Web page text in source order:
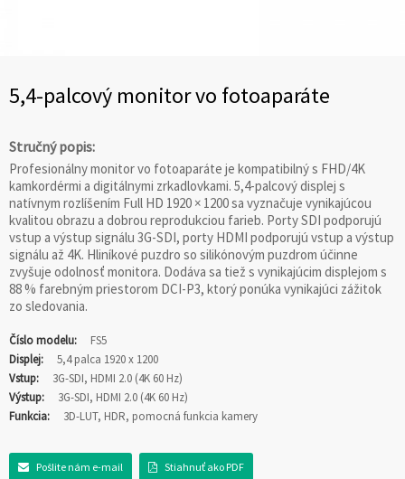
5,4-palcový monitor vo fotoaparáte
Stručný popis:
Profesionálny monitor vo fotoaparáte je kompatibilný s FHD/4K
kamkordérmi a digitálnymi zrkadlovkami. 5,4-palcový displej s
natívnym rozlíšením Full HD 1920 × 1200 sa vyznačuje vynikajúcou
kvalitou obrazu a dobrou reprodukciou farieb. Porty SDI podporujú
vstup a výstup signálu 3G-SDI, porty HDMI podporujú vstup a výstup
signálu až 4K. Hliníkové puzdro so silikónovým puzdrom účinne
zvyšuje odolnosť monitora. Dodáva sa tiež s vynikajúcim displejom s
88 % farebným priestorom DCI-P3, ktorý ponúka vynikajúci zážitok
zo sledovania.
Číslo modelu:
FS5
Displej:
5,4 palca 1920 x 1200
Vstup:
3G-SDI, HDMI 2.0 (4K 60 Hz)
Výstup:
3G-SDI, HDMI 2.0 (4K 60 Hz)
Funkcia:
3D-LUT, HDR, pomocná funkcia kamery
Pošlite nám e-mail Stiahnuť ako PDF